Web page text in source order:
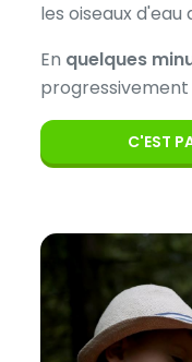
les oiseaux
En quelques
C'EST